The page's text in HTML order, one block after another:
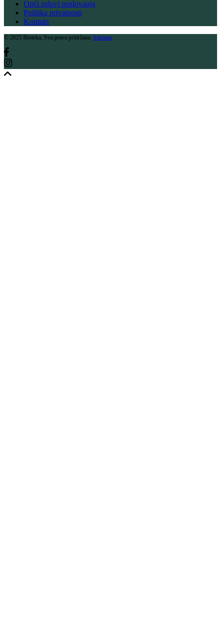
Opći uslovi poslovanja
Politika privatnosti
Kontakt
© 2025 Bioteka, Sva prava pridržana. Sitemap